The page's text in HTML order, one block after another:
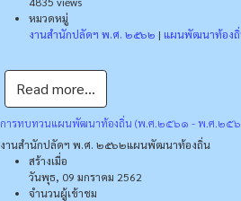
หมวดหมู่
งานสำนักปลัดฯ พ.ศ. ๒๕๖๒ | แผนพัฒนาท้อง
Read more...
การทบทวนแผนพัฒนาท้องถิ่น (พ.ศ.๒๕๖๑ - พ.ศ.๒๕๖
งานสำนักปลัดฯ พ.ศ. ๒๕๖๒แผนพัฒนาท้องถิ่น
สร้างเมื่อ
วันพุธ, 09 มกราคม 2562
จำนวนผู้เข้าชม